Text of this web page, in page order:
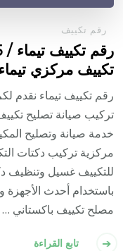
رقم تكييف
تكييف مركزي
رقم تكييف تيماء نقدم
تركيب صيانة تصليح
خدمة صيانة وتصليح
مركزية تركيب دكتات
للتكييف غسيل وتنظيف
باستخدام أحدث الأجهزة
مصلح تكييف باكستاني …
تابع القراءة